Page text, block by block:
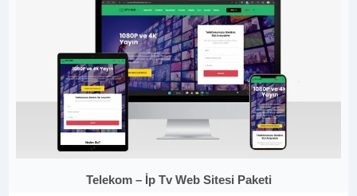
Telekom – İp Tv Web Sitesi Paketi